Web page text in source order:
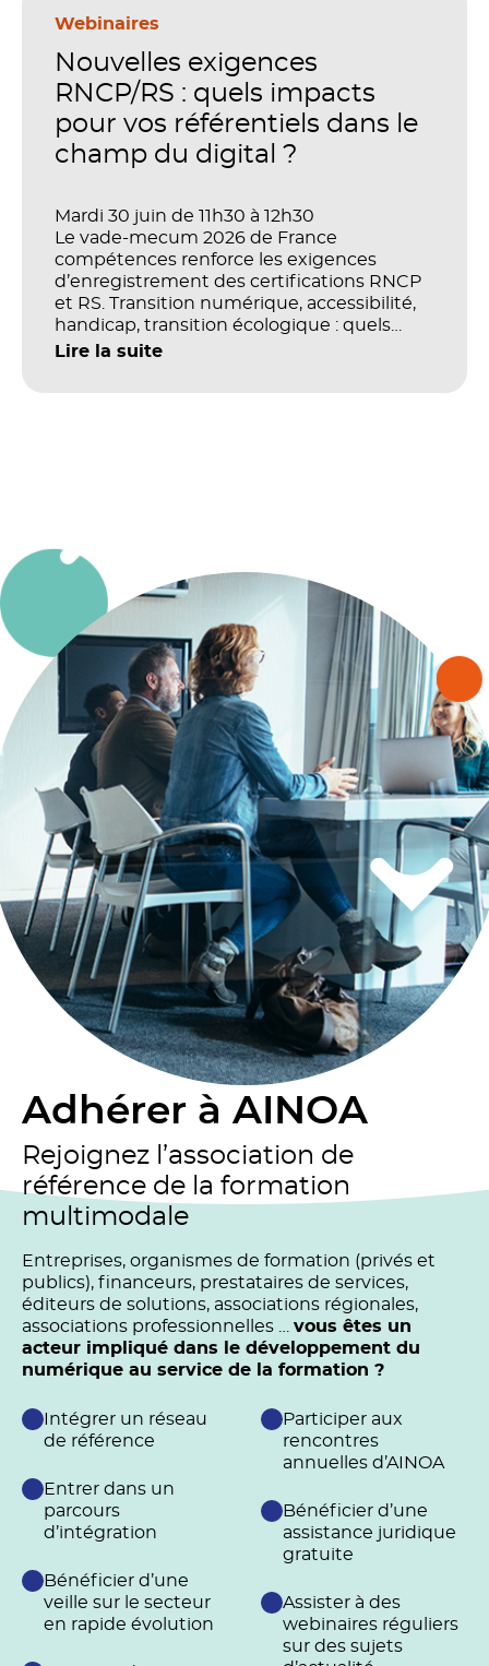
stratégique. Mais comment démontrer
investissements sur les compétences, la
productivité et la performance des
Webinaires
Nouvelles exigences
RNCP/RS : quels impacts
pour vos référentiels dans le
champ du digital ?
Mardi 30 juin de 11h30 à 12h30
Le vade-mecum 2026 de France
compétences renforce les exigences
d’enregistrement des certifications RNCP
et RS. Transition numérique, accessibilité,
handicap, transition écologique : quels
impacts concrets pour les référentiels dans
Lire la suite
Adhérer à AINOA
Rejoignez l’association de
référence de la formation
multimodale
Entreprises, organismes de formation (privés et
publics), financeurs, prestataires de services,
éditeurs de solutions, associations régionales,
associations professionnelles … vous êtes un
acteur impliqué dans le développement du
numérique au service de la formation ?
Intégrer un réseau
de référence
Entrer dans un
parcours
d’intégration
Bénéficier d’une
veille sur le secteur
en rapide évolution
Participer aux
rencontres
annuelles d’AINOA
Bénéficier d’une
assistance juridique
gratuite
Assister à des
webinaires réguliers
sur des sujets